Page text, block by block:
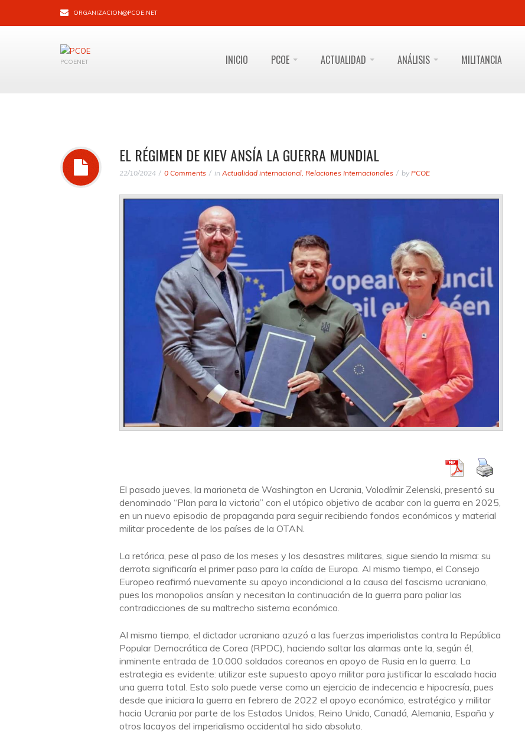
ORGANIZACION@PCOE.NET
PCOENET INICIO PCOE ACTUALIDAD ANÁLISIS MILITANCIA
EL RÉGIMEN DE KIEV ANSÍA LA GUERRA MUNDIAL
22/10/2024 0 Comments in Actualidad internacional, Relaciones Internacionales by PCOE
El pasado jueves, la marioneta de Washington en Ucrania, Volodímir Zelenski, presentó su
denominado “Plan para la victoria” con el utópico objetivo de acabar con la guerra en 2025,
en un nuevo episodio de propaganda para seguir recibiendo fondos económicos y material
militar procedente de los países de la OTAN.
La retórica, pese al paso de los meses y los desastres militares, sigue siendo la misma: su
derrota significaría el primer paso para la caída de Europa. Al mismo tiempo, el Consejo
Europeo reafirmó nuevamente su apoyo incondicional a la causa del fascismo ucraniano,
pues los monopolios ansían y necesitan la continuación de la guerra para paliar las
contradicciones de su maltrecho sistema económico.
Al mismo tiempo, el dictador ucraniano azuzó a las fuerzas imperialistas contra la República
Popular Democrática de Corea (RPDC), haciendo saltar las alarmas ante la, según él,
inminente entrada de 10.000 soldados coreanos en apoyo de Rusia en la guerra. La
estrategia es evidente: utilizar este supuesto apoyo militar para justificar la escalada hacia
una guerra total. Esto solo puede verse como un ejercicio de indecencia e hipocresía, pues
desde que iniciara la guerra en febrero de 2022 el apoyo económico, estratégico y militar
hacia Ucrania por parte de los Estados Unidos, Reino Unido, Canadá, Alemania, España y
otros lacayos del imperialismo occidental ha sido absoluto.